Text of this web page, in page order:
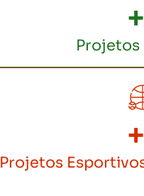
Projetos
+
Projetos
+